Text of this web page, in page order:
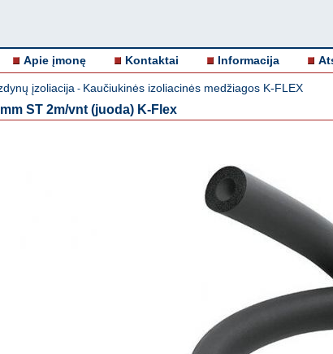
Apie įmonę Kontaktai Informacija
įzoliacija - Kaučiukinės izoliacinės medžiagos K-FLEX
ST 2m/vnt (juoda) K-Flex